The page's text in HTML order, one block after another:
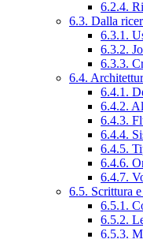
6.2.4.
6.3. Dalla
6.3.1.
6.3.2.
6.3.3.
6.4.
6.4.1.
6.4.2.
6.4.3.
6.4.4.
6.4.5.
6.4.6.
6.4.7.
6.5. Scrittura
6.5.1.
6.5.2.
6.5.3.